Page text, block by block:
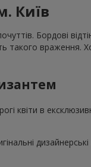
Київ
Бордові
такого
квіти в
дизайнерські